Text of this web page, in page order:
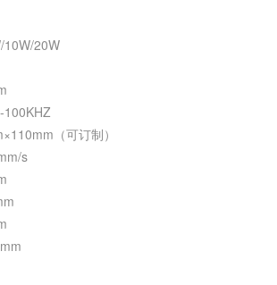
10W/20W
100KHZ
（可订制）
s